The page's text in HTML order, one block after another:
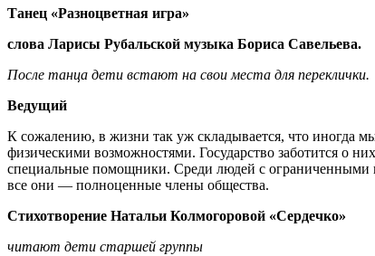
Танец «Разноцветная игра»
слова Ларисы Рубальской музыка Бориса Савельева.
После танца дети встают на свои места для переклички.
Ведущий
К сожалению, в жизни так уж складывается, что иногда
физическими возможностями. Государство заботится о
специальные помощники. Среди людей с ограниченными
все они — полноценные члены общества.
Стихотворение Натальи Колмогоровой «Сердечко»
читают дети старшей группы